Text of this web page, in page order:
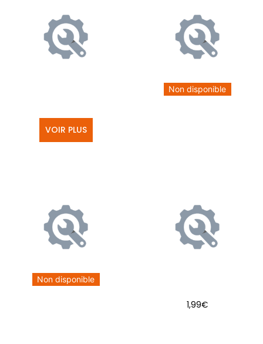
VOIR PLUS
Non disponible
Non disponible
1,99€